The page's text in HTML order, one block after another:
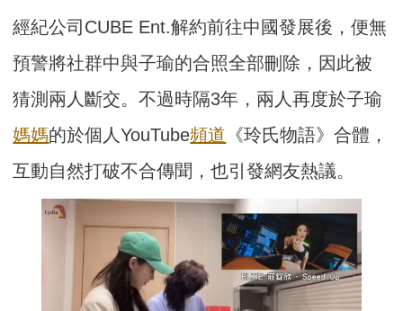
經紀公司CUBE Ent.解約前往中國發展後，便無
預警將社群中與子瑜的合照全部刪除，因此被
猜測兩人斷交。不過時隔3年，兩人再度於子瑜
媽媽的於個人YouTube頻道 《玲氏物語》合體，
互動自然打破不合傳聞，也引發網友熱議。